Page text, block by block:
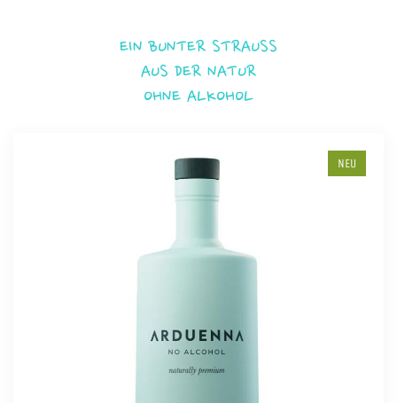
EIN BUNTER STRAUSS
AUS DER NATUR
OHNE ALKOHOL
NEU